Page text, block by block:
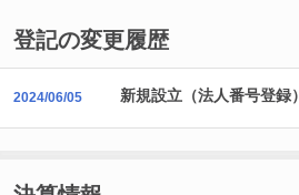
登記の変更履歴
2024/06/05 新規設立（法人番号登録）